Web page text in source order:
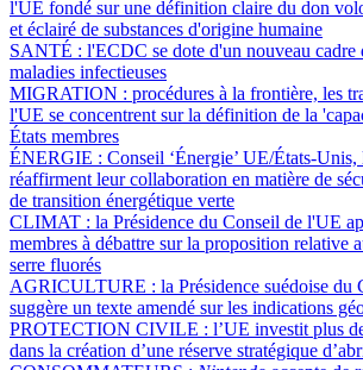
l'UE fondé sur une définition claire du don
et éclairé de substances d'origine humaine
SANTÉ : l'ECDC se dote d'un nouveau cadre
maladies infectieuses
MIGRATION : procédures à la frontière, les
l'UE se concentrent sur la définition de la
États membres
ÉNERGIE : Conseil ‘Énergie’ UE/États-Unis,
réaffirment leur collaboration en matière de
de transition énergétique verte
CLIMAT : la Présidence du Conseil de l'UE
membres à débattre sur la proposition relative
serre fluorés
AGRICULTURE : la Présidence suédoise du
suggère un texte amendé sur les indications
PROTECTION CIVILE : l’UE investit plus
dans la création d’une réserve stratégique